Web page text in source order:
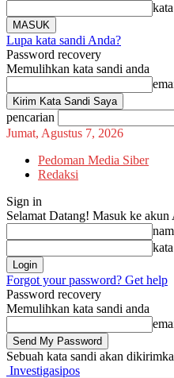
Lupa kata sandi Anda?
Password recovery
Memulihkan kata sandi anda
pencarian
Jumat, Agustus 7, 2026
Pedoman Media Siber
Redaksi
Sign in
Selamat Datang! Masuk ke akun
Forgot your password? Get help
Password recovery
Memulihkan kata sandi anda
Sebuah kata sandi akan
Investigasipos